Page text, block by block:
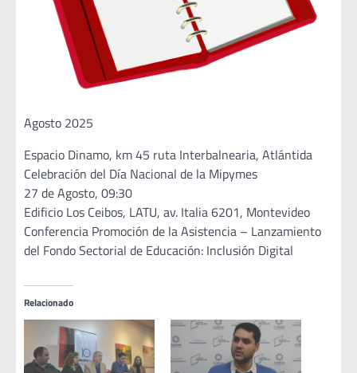
Agosto 2025
Espacio Dinamo, km 45 ruta Interbalnearia, Atlántida
Celebración del Día Nacional de la Mipymes
27 de Agosto, 09:30
Edificio Los Ceibos, LATU, av. Italia 6201, Montevideo
Conferencia Promoción de la Asistencia – Lanzamiento
del Fondo Sectorial de Educación: Inclusión Digital
Relacionado